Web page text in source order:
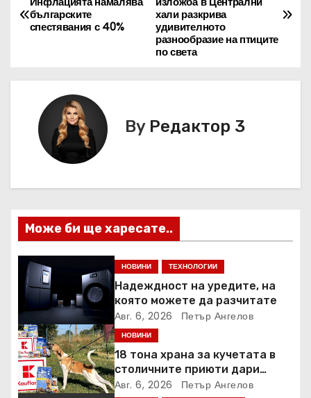
а
и
я
хали разкрива
удивителното
разнообразие на птиците
по света
българските
спестявания с 40%
By Редактор 3
Може би ще харесате..
НОВИНИ ТЕХНОЛОГИИ
Надеждност на уредите, на
която можете да разчитате
Авг. 6, 2026 Петър Ангелов
НОВИНИ
18 тона храна за кучетата в
столичните приюти дари
Kaufland за година и половина
Авг. 6, 2026 Петър Ангелов